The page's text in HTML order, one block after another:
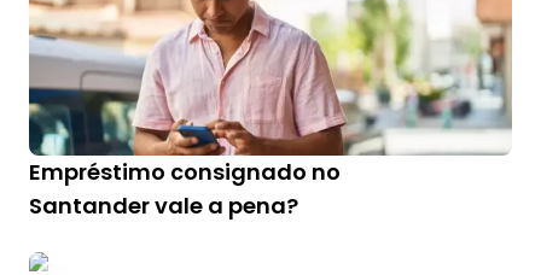
Empréstimo consignado no
Santander vale a pena?